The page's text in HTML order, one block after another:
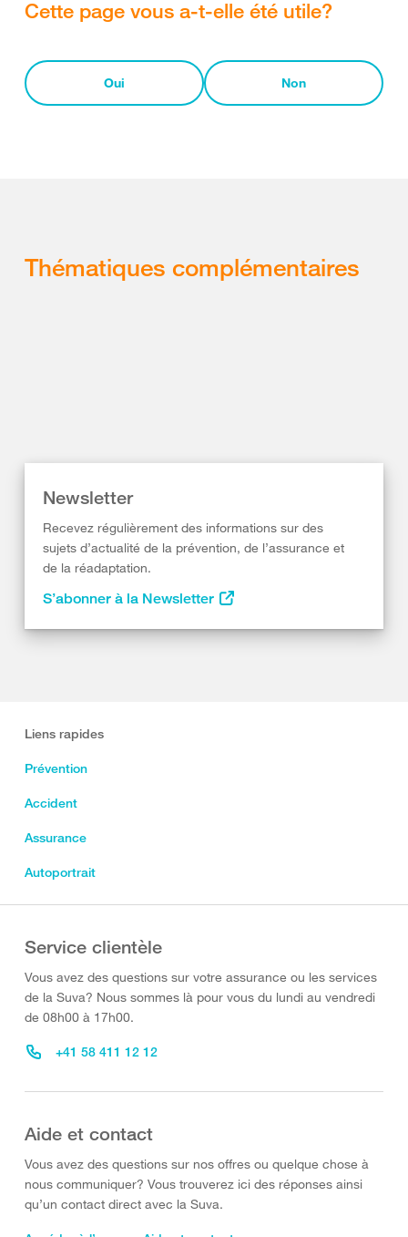
Cette page vous a-t-elle été utile?
Oui Non
Thématiques complémentaires
Newsletter
Recevez régulièrement des informations sur des
sujets d’actualité de la prévention, de l’assurance et
de la réadaptation.
S’abonner à la Newsletter
Liens rapides
Prévention
Accident
Assurance
Autoportrait
Service clientèle
Vous avez des questions sur votre assurance ou les services
de la Suva? Nous sommes là pour vous du lundi au vendredi
de 08h00 à 17h00.
+41 58 411 12 12
Aide et contact
Vous avez des questions sur nos offres ou quelque chose à
nous communiquer? Vous trouverez ici des réponses ainsi
qu’un contact direct avec la Suva.